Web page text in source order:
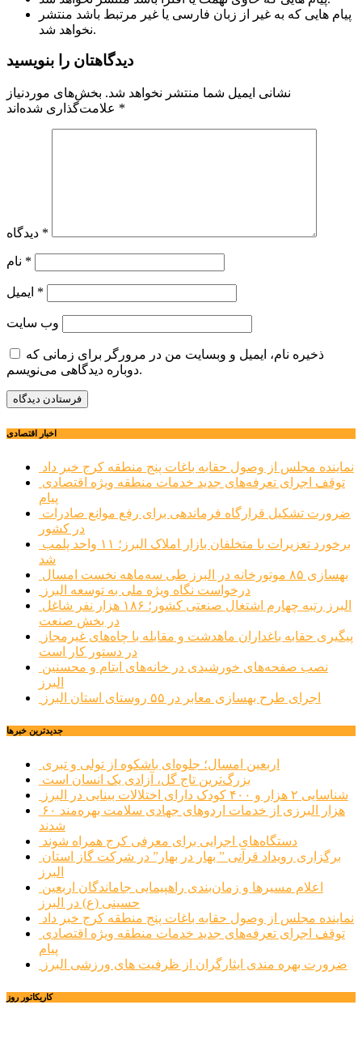
پیام هایی که به غیر از زبان فارسی یا غیر مرتبط باشد منتشر
نخواهد شد.
دیدگاهتان را بنویسید
نشانی ایمیل شما منتشر نخواهد شد. بخش‌های موردنیاز
*
*
*
*
وب‌ سایت
ذخیره نام، ایمیل و وبسایت من در مرورگر برای زمانی که
دوباره دیدگاهی می‌نویسم.
اخبار اقتصادی
نماینده مجلس از وصول حقابه باغات پنج منطقه کرج خبر داد
پیام
در کشور
شد
بهسازی ۸۵ موتورخانه در البرز طی سه‌ماهه نخست امسال
درخواست نگاه ویژه ملی به توسعه البرز
در بخش صنعت
در دستور کار است
البرز
اجرای طرح بهسازی معابر در ۵۵ روستای استان البرز
جديدترين خبرها
اربعین امسال؛ جلوه‌ای باشکوه از تولی و تبری
بزرگ‌ترین تاج گل، آزادی یک انسان است
شناسایی ۲ هزار و ۴۰۰ کودک دارای اختلالات بینایی در البرز
۶۰ هزار البرزی از خدمات اردوهای جهادی سلامت بهره‌مند
شدند
دستگاه‌های اجرایی برای معرفی کرج همراه شوند
البرز
حسینی (ع) در البرز
نماینده مجلس از وصول حقابه باغات پنج منطقه کرج خبر داد
پیام
ضرورت بهره مندی ایثارگران از ظرفیت های ورزشی البرز
کاریکاتور روز